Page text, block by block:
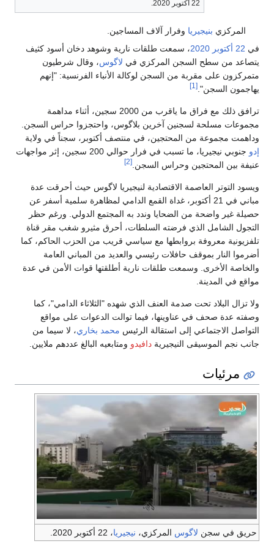
22 أكتوبر 2020.
المركزي بنيجيريا وفرار آلاف المساجين.
في 22 أكتوبر 2020، سمعت طلقات نارية وشوهد دخان أسود كثيف
يتصاعد من سطح السجن المركزي في لاگوس، وقال شرطيون
متمركزون على مقربة من السجن لوكالة الأنباء الفرنسية: "إنهم
يهاجمون السجن".[1]
ترافق ذلك مع فراق ما ياقرب من 2000 سجين، أثناء مداهمة
مجموعات مسلحة لسجنين آخرين بلاگوس، واحتجزوا حراس السجن.
وداهمت مجموعة من المحتجين، في منتصف أكتوبر، سجناً في ولاية
إدو
جنوبي نيجيريا، ما تسبب في فرار حوالي 200 سجين، إثر مواجهات
عنيفة بين المحتجين وحراس السجن.[2]
ويسود التوتر العاصمة الاقتصادية لنيجيريا لاگوس حيث أحرقت عدة
مباني في 21 أكتوبر، غداة القمع الدامي لمظاهرة سلمية أسفر عن
حصيلة غير واضحة من الضحايا وندد به المجتمع الدولي. ورغم حظر
التجول الشامل الذي فرضته السلطات، أحرق مثيرو شغب مقر قناة
تلفزيونية معروفة بروابطها مع سياسي قريب من الحزب الحاكم، كما
أضرموا النار بموقف حافلات رئيسي والعديد من المباني العامة
والخاصة الأخرى. وسمعت طلقات نارية أطلقتها قوات الأمن في عدة
مواقع في المدينة.
ولا تزال البلاد تحت صدمة العنف الذي شهده "الثلاثاء الدامي"، كما
وصفته عدة صحف في عناوينها، فيما توالت الدعوات على مواقع
التواصل الاجتماعي إلى استقالة الرئيس محمد بخاري، لا سيما من
جانب نجم الموسيقى النيجيرية دافيدو ومتابعيه البالغ عددهم ملايين.
مرئيات
حريق في سجن لاگوس المركزي، نيجيريا، 22 أكتوبر 2020.